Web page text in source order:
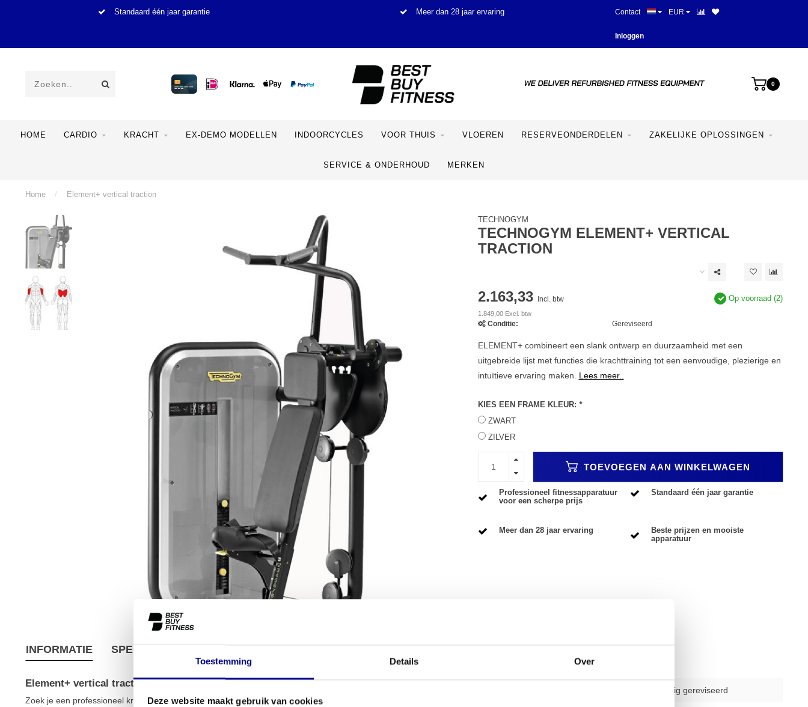
Toestemming Details Over
Deze website maakt gebruik van cookies
Standaard één jaar garantie Meer dan 28 jaar ervaring Beste prijzen en mooiste
Contact EUR
Inloggen
0
HOME CARDIO KRACHT EX-DEMO MODELLEN INDOORCYCLES VOOR THUIS VLOEREN RESERVEONDERDELEN ZAKELIJKE OPLOSSINGEN
SERVICE & ONDERHOUD MERKEN
Home / Element+ vertical traction
TECHNOGYM
TECHNOGYM ELEMENT+ VERTICAL
TRACTION
2.163,33 Incl. btw
1.849,00 Excl. btw
Op voorraad (2)
Conditie: Gereviseerd
ELEMENT+ combineert een slank ontwerp en duurzaamheid met een
uitgebreide lijst met functies die krachttraining tot een eenvoudige, plezierige en
intuïtieve ervaring maken. Lees meer..
KIES EEN FRAME KLEUR: *
ZWART
ZILVER
TOEVOEGEN AAN WINKELWAGEN
Professioneel fitnessapparatuur
voor een scherpe prijs
Standaard één jaar garantie
Meer dan 28 jaar ervaring
Beste prijzen en mooiste
apparatuur
INFORMATIE SPECIFICATIES VERZENDVOORWAARDEN
Element+ vertical traction
Zoek je een professioneel krachttoestel om je rug- en armspieren effectief te trainen? De
gebruikt - volledig gereviseerd